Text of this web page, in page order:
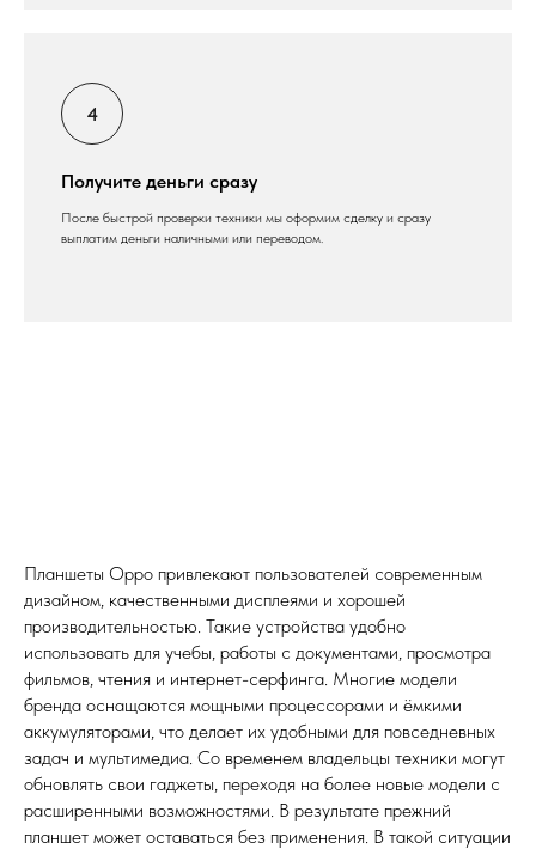
Получите деньги сразу
После быстрой проверки техники мы оформим сделку и сразу
выплатим деньги наличными или переводом.
Планшеты Oppo привлекают пользователей современным
дизайном, качественными дисплеями и хорошей
производительностью. Такие устройства удобно
использовать для учебы, работы с документами, просмотра
фильмов, чтения и интернет-серфинга. Многие модели
бренда оснащаются мощными процессорами и ёмкими
аккумуляторами, что делает их удобными для повседневных
задач и мультимедиа. Со временем владельцы техники могут
обновлять свои гаджеты, переходя на более новые модели с
расширенными возможностями. В результате прежний
планшет может оставаться без применения. В такой ситуации